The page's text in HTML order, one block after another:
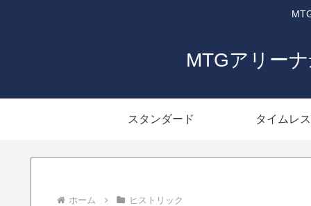
MTGアリー
スタンダード タイムレス
ホーム ヒストリック